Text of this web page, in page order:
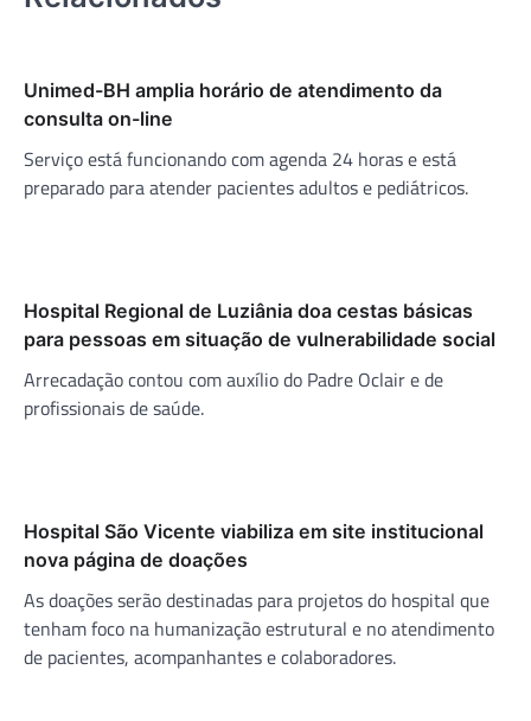
Unimed-BH amplia horário de atendimento da
consulta on-line
Serviço está funcionando com agenda 24 horas e está
preparado para atender pacientes adultos e pediátricos.
Hospital Regional de Luziânia doa cestas básicas
para pessoas em situação de vulnerabilidade social
Arrecadação contou com auxílio do Padre Oclair e de
profissionais de saúde.
Hospital São Vicente viabiliza em site institucional
nova página de doações
As doações serão destinadas para projetos do hospital que
tenham foco na humanização estrutural e no atendimento
de pacientes, acompanhantes e colaboradores.